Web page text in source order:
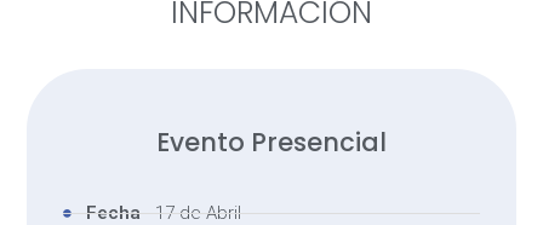
INFORMACIÓN
Evento Presencial
Fecha- 17 de Abril